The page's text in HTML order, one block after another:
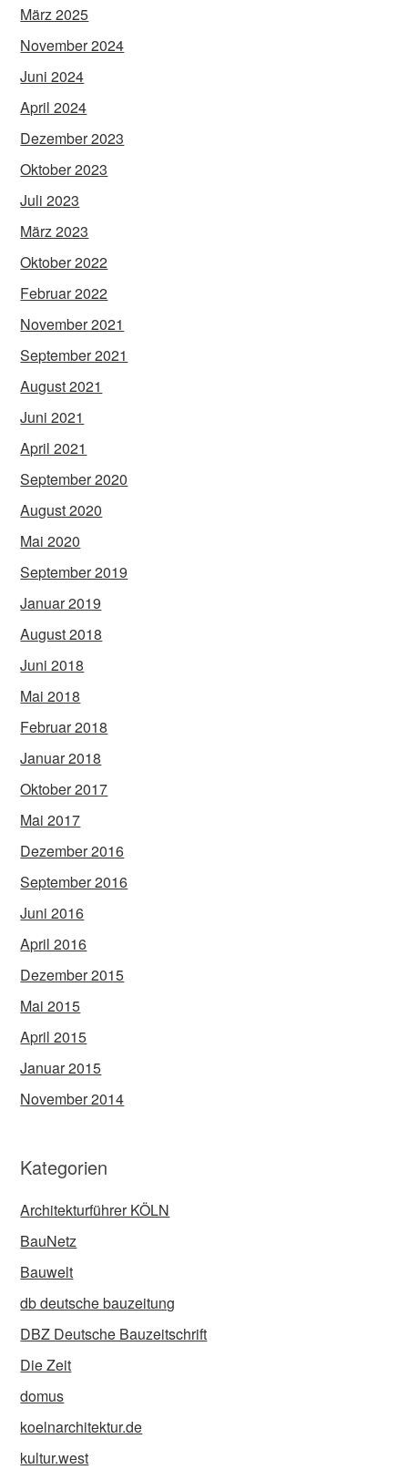
März 2025
November 2024
Juni 2024
April 2024
Dezember 2023
Oktober 2023
Juli 2023
März 2023
Oktober 2022
Februar 2022
November 2021
September 2021
August 2021
Juni 2021
April 2021
September 2020
August 2020
Mai 2020
September 2019
Januar 2019
August 2018
Juni 2018
Mai 2018
Februar 2018
Januar 2018
Oktober 2017
Mai 2017
Dezember 2016
September 2016
Juni 2016
April 2016
Dezember 2015
Mai 2015
April 2015
Januar 2015
November 2014
Kategorien
Architekturführer KÖLN
BauNetz
Bauwelt
db deutsche bauzeitung
DBZ Deutsche Bauzeitschrift
Die Zeit
domus
koelnarchitektur.de
kultur.west